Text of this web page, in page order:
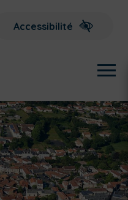
Accessibilité